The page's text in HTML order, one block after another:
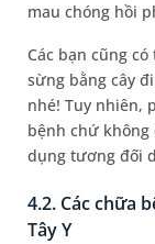
mau chóng hồi
Các bạn cũng
sừng bằng cây
nhé! Tuy nhiên,
bệnh chứ
dụng tương đối
4.2. Các chữa
Tây Y